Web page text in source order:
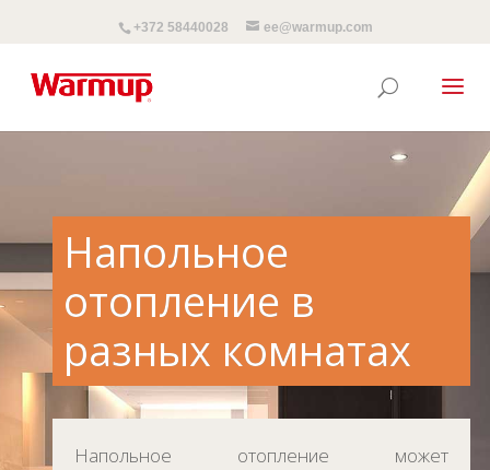
+372 58440028 ee@warmup.com
Напольное
отопление в
разных комнатах
Напольное отопление может